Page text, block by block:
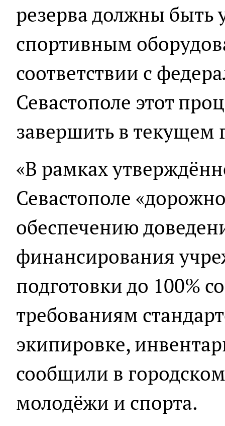
резерва должны быть
спортивным
соответствии с
Севастополе этот
завершить в текущем
«В рамках
Севастополе
обеспечению
финансирования
подготовки до 100%
требованиям
экипировке,
сообщили в
молодёжи и спорта.